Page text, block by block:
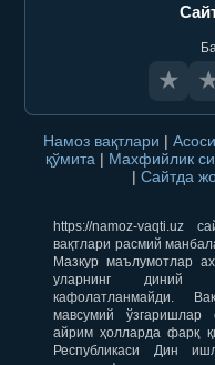
★
Намоз вақтлари |
қўмита | Махфийлик
| Сайтда
https://namoz-vaqti.uz
вақтлари расмий
Мазкур маълумотлар
уларнинг диний
кафолатланмайди.
мавсумий ўзгаришлар
айрим ҳолларда фарқ
Республикаси Дин